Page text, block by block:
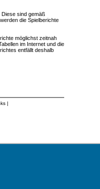
Diese sind gemäß
die Spielberichte
möglichst zeitnah
im Internet und die
entfällt deshalb
|